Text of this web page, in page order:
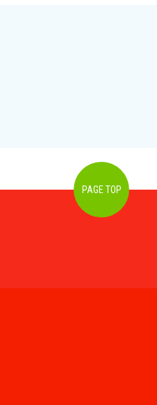
PAGE TOP